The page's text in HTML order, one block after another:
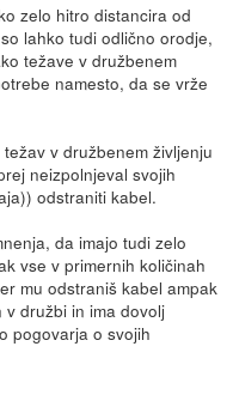
zelo hitro distancira od
lahko tudi odlično orodje,
težave v družbenem
namesto, da se vrže
v družbenem življenju
neizpolnjeval svojih
odstraniti kabel.
da imajo tudi zelo
vse v primernih količinah
mu odstraniš kabel ampak
družbi in ima dovolj
pogovarja o svojih